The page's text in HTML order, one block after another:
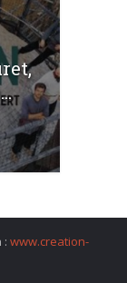
: www.creation-